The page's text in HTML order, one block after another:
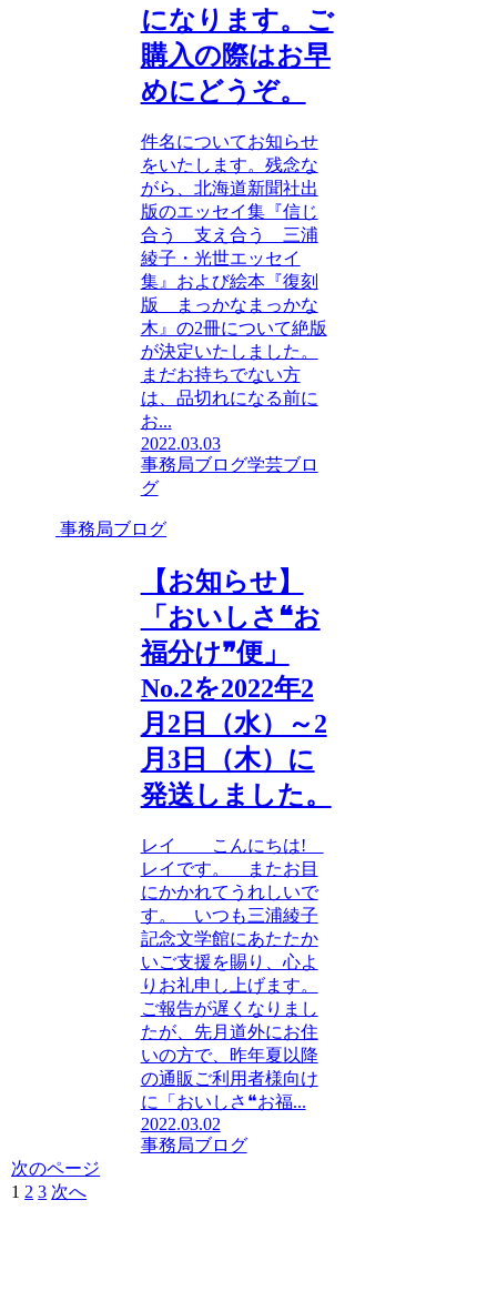
になります。ご
購入の際はお早
めにどうぞ。
件名についてお知らせ
をいたします。残念な
がら、北海道新聞社出
版のエッセイ集『信じ
合う 支え合う 三浦
綾子・光世エッセイ
集』および絵本『復刻
版 まっかなまっかな
木』の2冊について絶版
が決定いたしました。
まだお持ちでない方
は、品切れになる前に
お...
2022.03.03
事務局ブログ学芸ブロ
グ
事務局ブログ
【お知らせ】
「おいしさ❝お
福分け❞便」
No.2を2022年2
月2日（水）～2
月3日（木）に
発送しました。
レイ こんにちは!
レイです。 またお目
にかかれてうれしいで
す。 いつも三浦綾子
記念文学館にあたたか
いご支援を賜り、心よ
りお礼申し上げます。
ご報告が遅くなりまし
たが、先月道外にお住
いの方で、昨年夏以降
の通販ご利用者様向け
に「おいしさ❝お福...
2022.03.02
事務局ブログ
次のページ
1 2 3 次へ